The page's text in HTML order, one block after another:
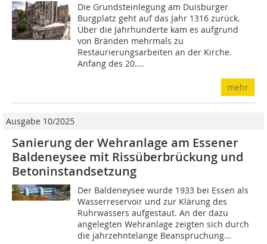
Die Grundsteinlegung am Duisburger
Burgplatz geht auf das Jahr 1316 zurück.
Über die Jahrhunderte kam es aufgrund
von Bränden mehrmals zu
Restaurierungsarbeiten an der Kirche.
Anfang des 20....
mehr
Ausgabe 10/2025
Sanierung der Wehranlage am Essener
Baldeneysee mit Rissüberbrückung und
Betoninstandsetzung
Der Baldeneysee wurde 1933 bei Essen als
Wasserreservoir und zur Klärung des
Ruhrwassers aufgestaut. An der dazu
angelegten Wehranlage zeigten sich durch
die jahrzehntelange Beanspruchung...